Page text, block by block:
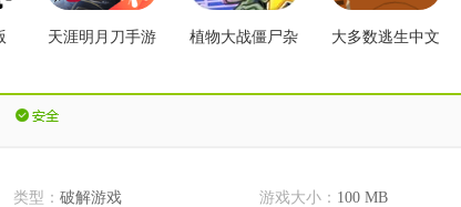
天涯明月刀手游 植物大战僵尸杂 大多数逃生中文
类型： 破解游戏 游戏大小： 100 MB